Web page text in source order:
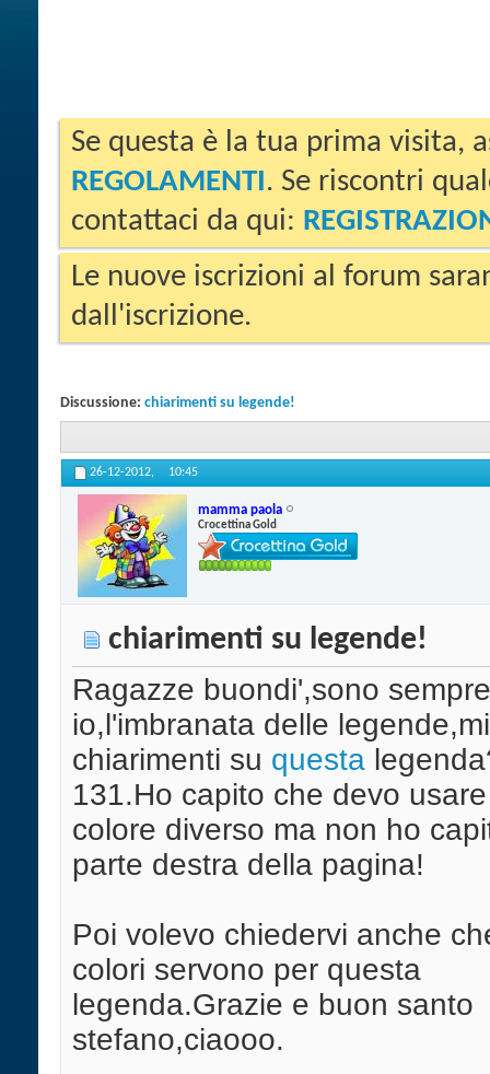
Se questa è la tua prima visita,
REGOLAMENTI. Se riscontri
contattaci da qui:
Le nuove iscrizioni al forum
dall'iscrizione.
Discussione: chiarimenti su legende!
26-12-2012, 10:45
mamma paola
Crocettina Gold
chiarimenti su legende!
Ragazze buondi',sono sempre
io,l'imbranata delle
chiarimenti su questa
131.Ho capito che devo
colore diverso ma non ho
parte destra della pagina!
Poi volevo chiedervi anche
colori servono per questa
legenda.Grazie e buon santo
stefano,ciaooo.